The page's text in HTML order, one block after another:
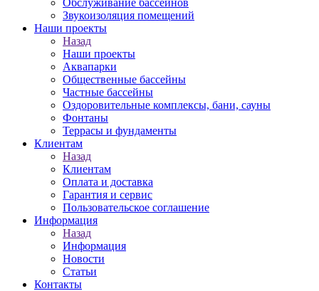
Обслуживание бассейнов
Звукоизоляция помещений
Наши проекты
Назад
Наши проекты
Аквапарки
Общественные бассейны
Частные бассейны
Оздоровительные комплексы, бани, сауны
Фонтаны
Террасы и фундаменты
Клиентам
Назад
Клиентам
Оплата и доставка
Гарантия и сервис
Пользовательское соглашение
Информация
Назад
Информация
Новости
Статьи
Контакты